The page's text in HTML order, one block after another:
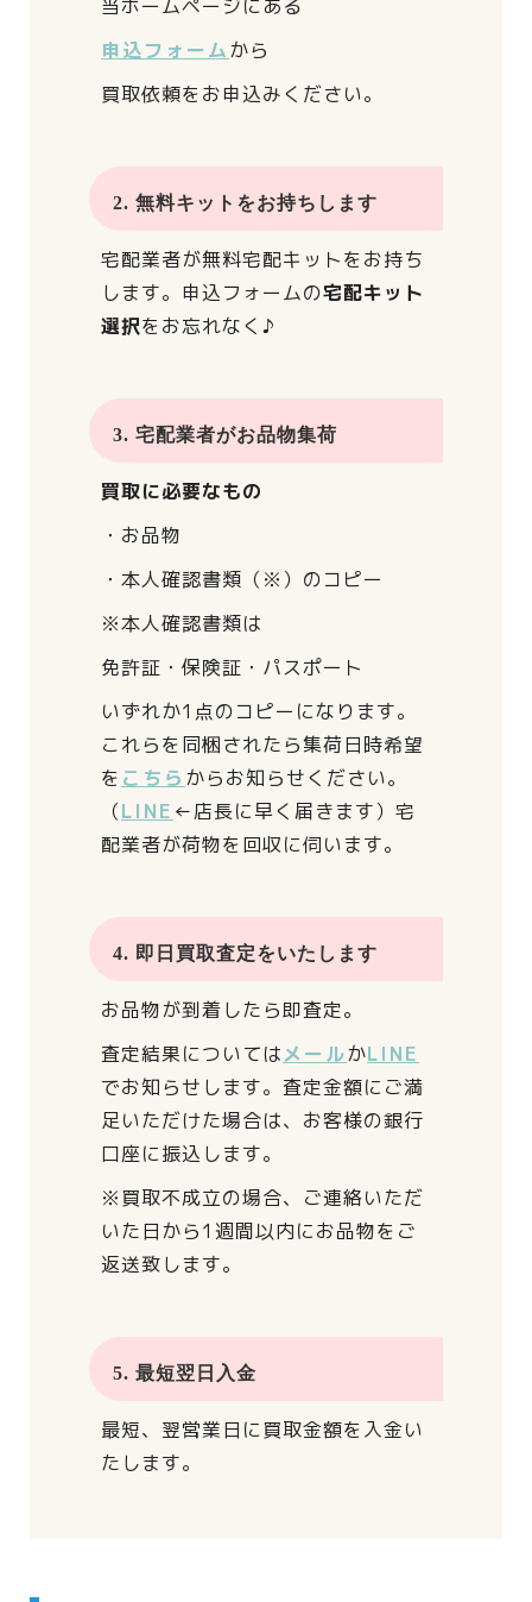
当ホームページにある
申込フォームから
買取依頼をお申込みください。
2. 無料キットをお持ちします
宅配業者が無料宅配キットをお持ち
します。 申込フォームの宅配キット
選択をお忘れなく♪
3. 宅配業者がお品物集荷
買取に必要なもの
・お品物
・本人確認書類（※）のコピー
※本人確認書類は
免許証・保険証・パスポート
いずれか1点のコピーになります。
これらを同梱されたら集荷日時希望
を こちら からお知らせください。
（LINE ←店長に早く届きます） 宅
配業者が荷物を回収に伺います。
4. 即日買取査定をいたします
お品物が到着したら即査定。
査定結果についてはメールかLINE
でお知らせします。 査定金額にご満
足いただけた場合は、 お客様の銀行
口座に振込します。
※買取不成立の場合、 ご連絡いただ
いた日から1週間以内にお品物をご
返送致します。
5. 最短翌日入金
最短、翌営業日に買取金額を入金い
たします。